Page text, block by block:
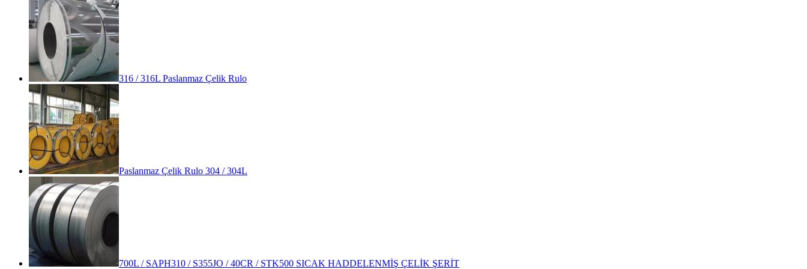
316 / 316L Paslanmaz Çelik Rulo
Paslanmaz Çelik Rulo 304 / 304L
700L / SAPH310 / S355JO / 40CR / STK500 SICAK HADDELENMİŞ ÇELİK ŞERİT